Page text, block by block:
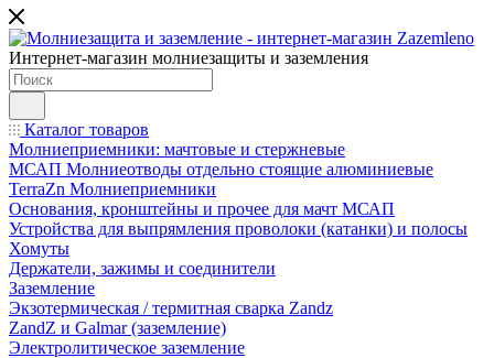
Интернет-магазин молниезащиты и заземления
Каталог товаров
Молниеприемники: мачтовые и стержневые
МСАП Молниеотводы отдельно стоящие алюминиевые
TerraZn Молниеприемники
Основания, кронштейны и прочее для мачт МСАП
Устройства для выпрямления проволоки (катанки) и полосы
Хомуты
Держатели, зажимы и соединители
Заземление
Экзотермическая / термитная сварка Zandz
ZandZ и Galmar (заземление)
Электролитическое заземление